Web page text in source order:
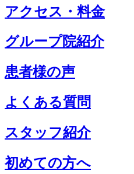
アクセス・料金
グループ院紹介
患者様の声
よくある質問
スタッフ紹介
初めての方へ